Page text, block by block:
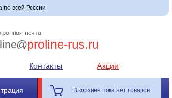
по всей России
почта
proline-rus.ru
Контакты Акции
В корзине пока нет товаров